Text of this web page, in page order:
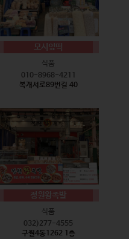
모시잎떡
식품
010-8968-4211
복개서로89번길 40
정원왕족발
식품
032)277-4555
구월4동1262 1층